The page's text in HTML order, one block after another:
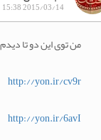
2015/03/14 15:38
من توی این دو تا دیدم:
http://yon.ir/cv9r
http://yon.ir/6avI